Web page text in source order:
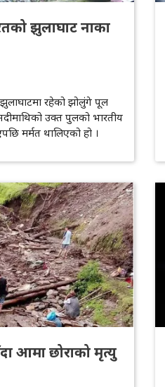
झुलाघाट नाका
रहेको झोलुंगे पूल
उक्त पुलको भारतीय
मर्मत थालिएको हो ।
आमा छोराको मृत्यु